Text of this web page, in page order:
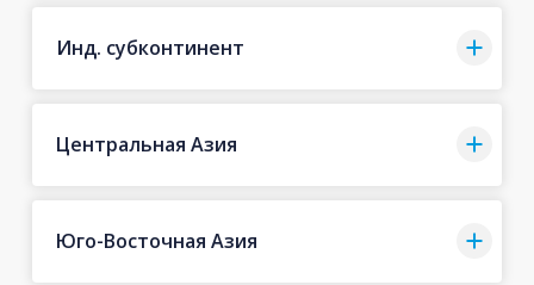
Инд. субконтинент
Центральная Азия
Юго-Восточная Азия